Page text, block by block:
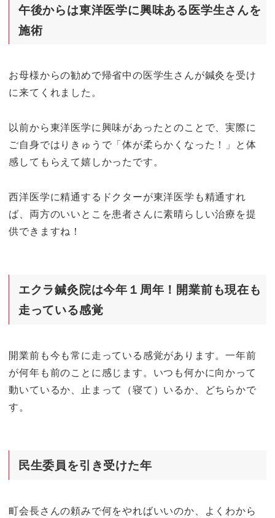
午後からは東洋医学に興味ある医学生さんを
施術
お母様からの勧めで帰省中の医学生さんが鍼灸を受け
に来てくれました。
以前から東洋医学に興味があったとのことで、実際に
ご自身ではりきゅうで「体が柔らかくなった！」と体
感してもらえて嬉しかったです。
西洋医学に精通するドクターが東洋医学も精通すれ
ば、両方のいいとこを患者さんに素晴らしい治療を提
供できますね！
エクラ鍼灸院は今年１周年！開業前も現在も
走っている感覚
開業前も今も常に走っている感覚があります。一年前
が何年も前のことに感じます。いつも何かに向かって
動いているか、止まって（寝て）いるか、どちらかで
す。
民生委員を引き受けた年
町会長さんの頼みで何をやればいいのか、よくわから